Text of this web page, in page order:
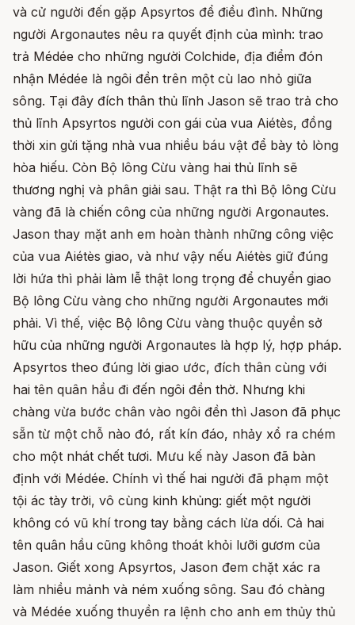
và cử người đến gặp Apsyrtos để điều đình. Những
người Argonautes nêu ra quyết định của mình: trao
trả Médée cho những người Colchide, địa điểm đón
nhận Médée là ngôi đền trên một cù lao nhỏ giữa
sông. Tại đây đích thân thủ lĩnh Jason sẽ trao trả cho
thủ lĩnh Apsyrtos người con gái của vua Aiétès, đồng
thời xin gửi tặng nhà vua nhiều báu vật để bày tỏ lòng
hòa hiếu. Còn Bộ lông Cừu vàng hai thủ lĩnh sẽ
thương nghị và phân giải sau. Thật ra thì Bộ lông Cừu
vàng đã là chiến công của những người Argonautes.
Jason thay mặt anh em hoàn thành những công việc
của vua Aiétès giao, và như vậy nếu Aiétès giữ đúng
lời hứa thì phải làm lễ thật long trọng để chuyển giao
Bộ lông Cừu vàng cho những người Argonautes mới
phải. Vì thế, việc Bộ lông Cừu vàng thuộc quyền sở
hữu của những người Argonautes là hợp lý, hợp pháp.
Apsyrtos theo đúng lời giao ước, đích thân cùng với
hai tên quân hầu đi đến ngôi đền thờ. Nhưng khi
chàng vừa bước chân vào ngôi đền thì Jason đã phục
sẵn từ một chỗ nào đó, rất kín đáo, nhảy xổ ra chém
cho một nhát chết tươi. Mưu kế này Jason đã bàn
định với Médée. Chính vì thế hai người đã phạm một
tội ác tày trời, vô cùng kinh khủng: giết một người
không có vũ khí trong tay bằng cách lừa dối. Cả hai
tên quân hầu cũng không thoát khỏi lưỡi gươm của
Jason. Giết xong Apsyrtos, Jason đem chặt xác ra
làm nhiều mảnh và ném xuống sông. Sau đó chàng
và Médée xuống thuyền ra lệnh cho anh em thủy thủ